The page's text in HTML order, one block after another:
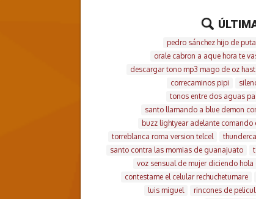
pedro sánchez hijo de puta
orale cabron a aque hora te
descargar tono mp3 mago de oz
correcaminos pipi
tonos entre dos aguas
santo llamando a blue demon
buzz lightyear adelante comando
torreblanca roma version telcel
santo contra las momias de guanajuato
voz sensual de mujer diciendo hola
contestame el celular rechuchetumare
luis miguel
rincones de